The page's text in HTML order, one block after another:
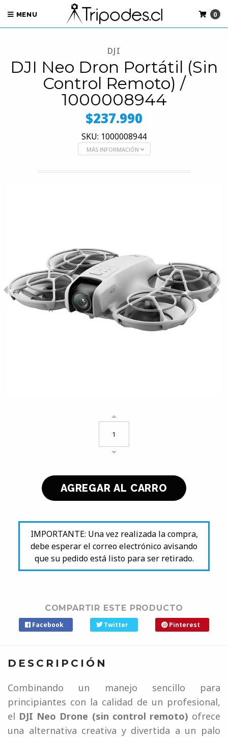
MENU 0
DJI
DJI Neo Dron Portátil (Sin
Control Remoto) /
1000008944
$237.990
SKU: 1000008944
MÁS INFORMACIÓN
IMPORTANTE: Una vez realizada la compra,
debe esperar el correo electrónico avisando
que su pedido está listo para ser retirado.
COMPARTIR ESTE PRODUCTO
Facebook Twitter Pinterest
DESCRIPCIÓN
Combinando un manejo sencillo para
principiantes con la calidad de un profesional,
el DJI Neo Drone (sin control remoto) ofrece
una alternativa creativa y divertida a un palo